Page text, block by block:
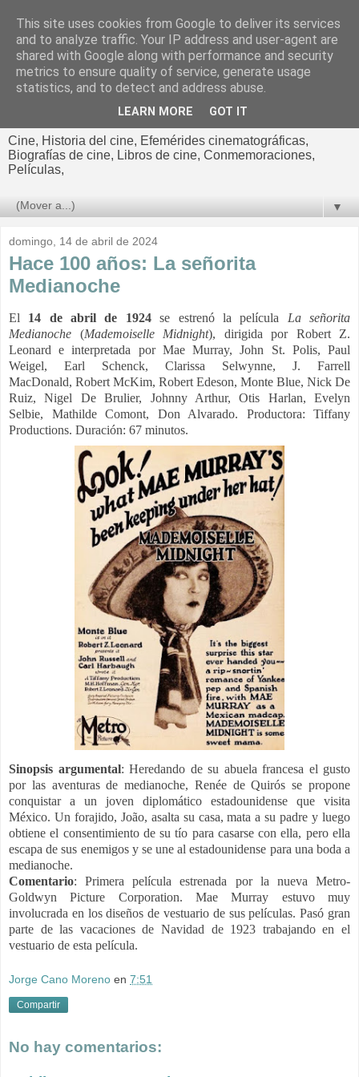
El cultural
cinematográfico de Jorge
Cine, Historia del cine, Efemérides cinematográficas,
Biografías de cine, Libros de cine, Conmemoraciones,
Películas,
▼
domingo, 14 de abril de 2024
Hace 100 años: La señorita
Medianoche
El 14 de abril de 1924se estrenó la película La señorita
Medianoche (Mademoiselle Midnight), dirigida por Robert Z.
Leonard e interpretada por Mae Murray, John St. Polis, Paul
Weigel, Earl Schenck, Clarissa Selwynne, J. Farrell
MacDonald, Robert McKim, Robert Edeson, Monte Blue, Nick De
Ruiz,Nigel De Brulier, Johnny Arthur,Otis Harlan, Evelyn
Selbie, Mathilde Comont, Don Alvarado. Productora: Tiffany
Productions. Duración: 67 minutos.
Sinopsis argumental: Heredando de su abuela francesa el gusto
por las aventuras de medianoche, Renée de Quirós se propone
conquistar a un joven diplomático estadounidense que visita
México. Un forajido, João, asalta su casa, mata a su padre y luego
obtiene el consentimiento de su tío para casarse con ella, pero ella
escapa de sus enemigos y se une al estadounidense para una boda a
medianoche.
Comentario:Primera película estrenada por la nueva Metro-
Goldwyn Picture Corporation. Mae Murray estuvo muy
involucrada en los diseños de vestuario de sus películas. Pasó gran
parte de las vacaciones de Navidad de 1923 trabajando en el
vestuario de esta película.
Jorge Cano Moreno en 7:51
Compartir
No hay comentarios:
This site uses cookies from Google to deliver its services
and to analyze traffic. Your IP address and user-agent are
shared with Google along with performance and security
metrics to ensure quality of service, generate usage
statistics, and to detect and address abuse.
LEARN MORE GOT IT